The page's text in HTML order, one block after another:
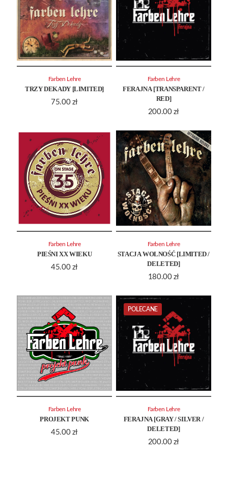
TRZY DEKADY [LIMITED]
75.00 zł
Farben Lehre
FERAJNA [TRANSPARENT /
RED]
200.00 zł
Farben Lehre
PIEŚNI XX WIEKU
45.00 zł
Farben Lehre
STACJA WOLNOŚĆ [LIMITED /
DELETED]
180.00 zł
Farben Lehre
PROJEKT PUNK
45.00 zł
Farben Lehre
POLECANE
FERAJNA [GRAY / SILVER /
DELETED]
200.00 zł
Farben Lehre